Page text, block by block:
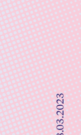
28.03.2023